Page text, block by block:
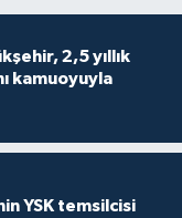
2,5 yıllık
kamuoyuyla
YSK temsilcisi